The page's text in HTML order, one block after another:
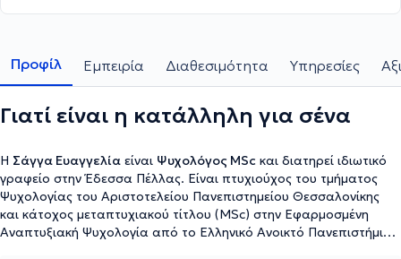
Προφίλ Εμπειρία Διαθεσιμότητα Υπηρεσίες
Γιατί είναι η κατάλληλη για σένα
Η Σάγγα Ευαγγελία είναι Ψυχολόγος MSc και διατηρεί ιδιωτικό
γραφείο στην Έδεσσα Πέλλας. Είναι πτυχιούχος του τμήματος
Ψυχολογίας του Αριστοτελείου Πανεπιστημείου Θεσσαλονίκης
και κάτοχος μεταπτυχιακού τίτλου (MSc) στην Εφαρμοσμένη
Αναπτυξιακή Ψυχολογία από το Ελληνικό Ανοικτό Πανεπιστήμιο.